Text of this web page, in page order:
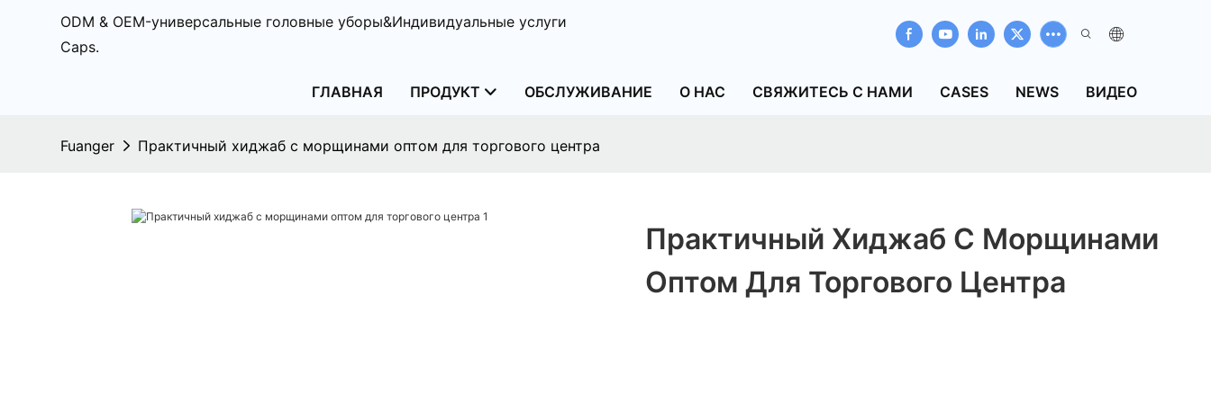
ODM & OEM-универсальные головные уборы&Индивидуальные услуги
Caps.
ГЛАВНАЯ ПРОДУКТ ОБСЛУЖИВАНИЕ О НАС СВЯЖИТЕСЬ С НАМИ CASES NEWS ВИДЕО
Fuanger Практичный хиджаб с морщинами оптом для торгового центра
Практичный Хиджаб С Морщинами
Оптом Для Торгового Центра